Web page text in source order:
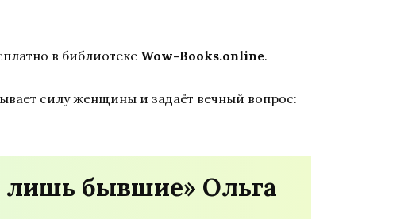
в библиотеке Wow-Books.online.
силу женщины и задаёт вечный вопрос:
лишь бывшие» Ольга